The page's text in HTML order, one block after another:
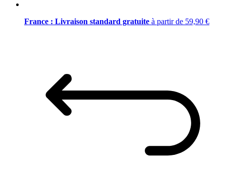
France : Livraison standard gratuite à partir de 59,90 €